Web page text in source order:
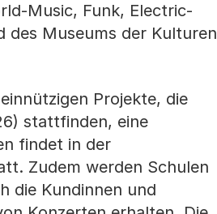
Music, Funk, Electric-
des Museums der Kulturen
Projekte, die
stattfinden, eine
findet in der
Zudem werden Schulen
die Kundinnen und